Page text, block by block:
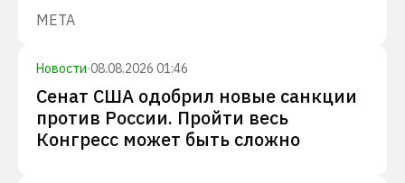
META
Новости·08.08.2026 01:46
Сенат США одобрил новые санкции
против России. Пройти весь
Конгресс может быть сложно